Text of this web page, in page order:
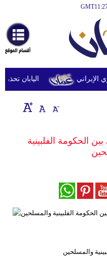
أخبارعاجلة
رياضة
ثقافة
إقتصاد
وموسيقى
سياحة
اليابان تحذر من
الحكومة الفلبينية
والمسلحين